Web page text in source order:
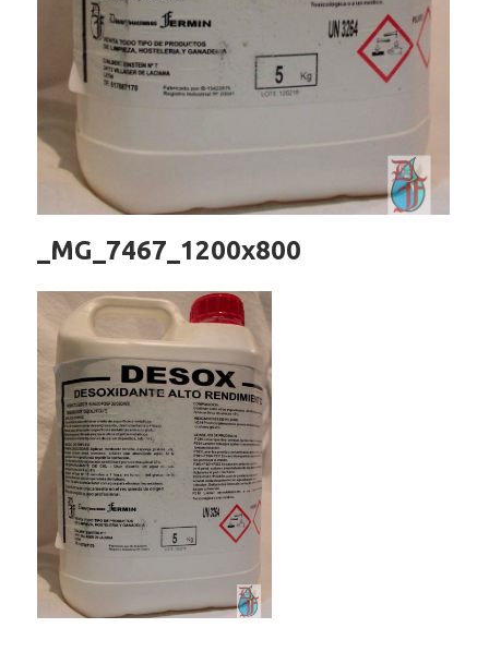
_MG_7467_1200x800